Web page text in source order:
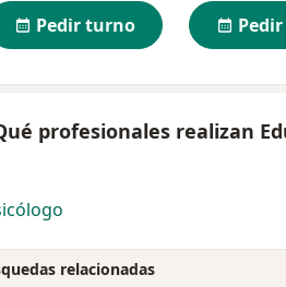
Pedir turno
profesionales realizan
relacionadas